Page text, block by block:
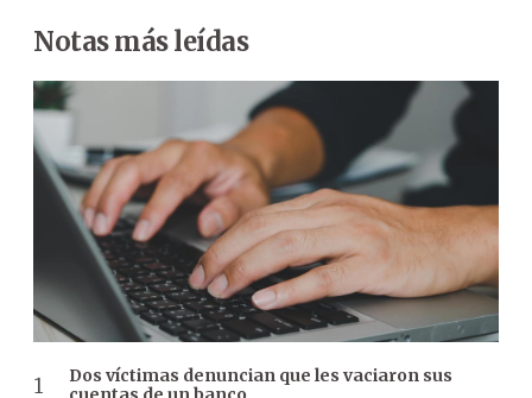
Notas más leídas
Dos víctimas denuncian que les vaciaron sus